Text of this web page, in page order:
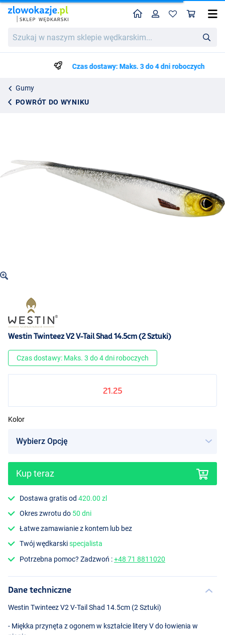
w
wędkarskim...
HomeProfil
Czas dostawy: Maks. 3 do 4 dni roboczych
Gumy
POWRÓT DO WYNIKU
Westin Twinteez V2 V-Tail Shad 14.5cm (2 Sztuki)
21.25
Bass Orange
Westin Twinteez V2 V-Tail Shad 14.5cm (2 Sztuki)
Czas dostawy: Maks. 3 do 4 dni roboczych
21.25
Kolor
Kup teraz
Dostawa gratis od420.00 zl
Okres zwrotu do 50 dni
Łatwe zamawianie z kontem lub bez
Twój wędkarskispecjalista
Potrzebna pomoc? Zadzwoń :+48 71 8811020
Dane techniczne
Westin Twinteez V2 V-Tail Shad 14.5cm (2 Sztuki)
- Miękka przynęta z ogonem w kształcie litery V do łowienia w